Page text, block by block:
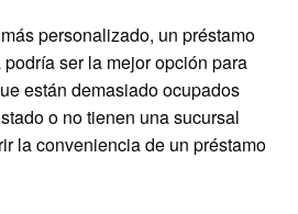
personalizado, un préstamo
ser la mejor opción para
están demasiado ocupados
o no tienen una sucursal
la conveniencia de un préstamo